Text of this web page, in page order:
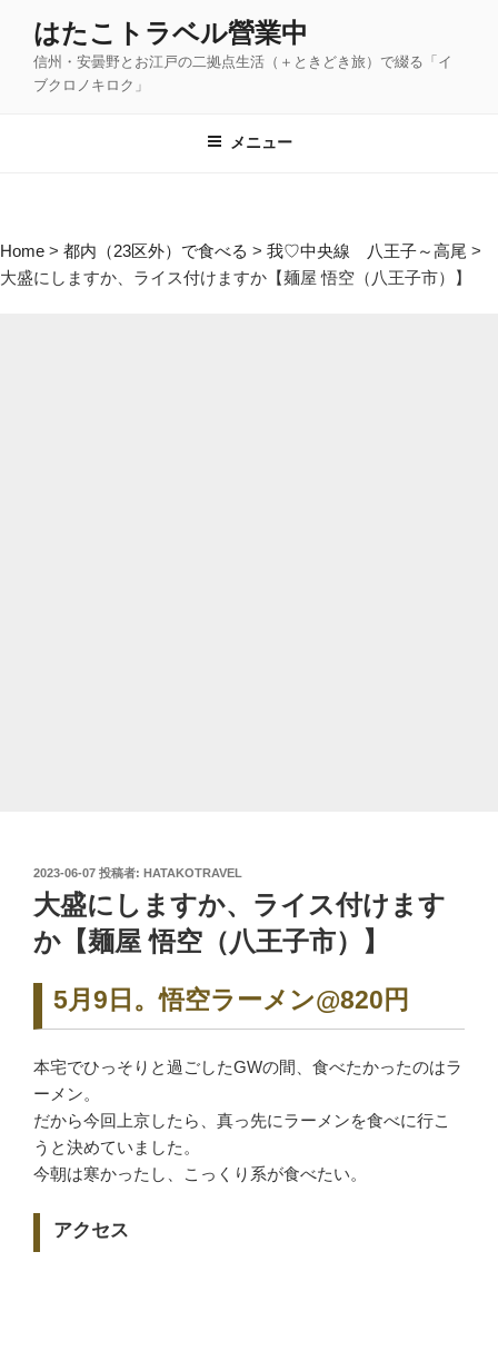
プ
はたこトラベル營業中
信州・安曇野とお江戸の二拠点生活（＋ときどき旅）で綴る「イ
ブクロノキロク」
メニュー
Home > 都内（23区外）で食べる > 我♡中央線 八王子～高尾 >
大盛にしますか、ライス付けますか【麺屋 悟空（八王子市）】
投
日:
2023-06-07 投稿者: HATAKOTRAVEL
大盛にしますか、ライス付けます
か【麺屋 悟空（八王子市）】
5月9日。悟空ラーメン@820円
本宅でひっそりと過ごしたGWの間、食べたかったのはラ
ーメン。
だから今回上京したら、真っ先にラーメンを食べに行こ
うと決めていました。
今朝は寒かったし、こっくり系が食べたい。
アクセス